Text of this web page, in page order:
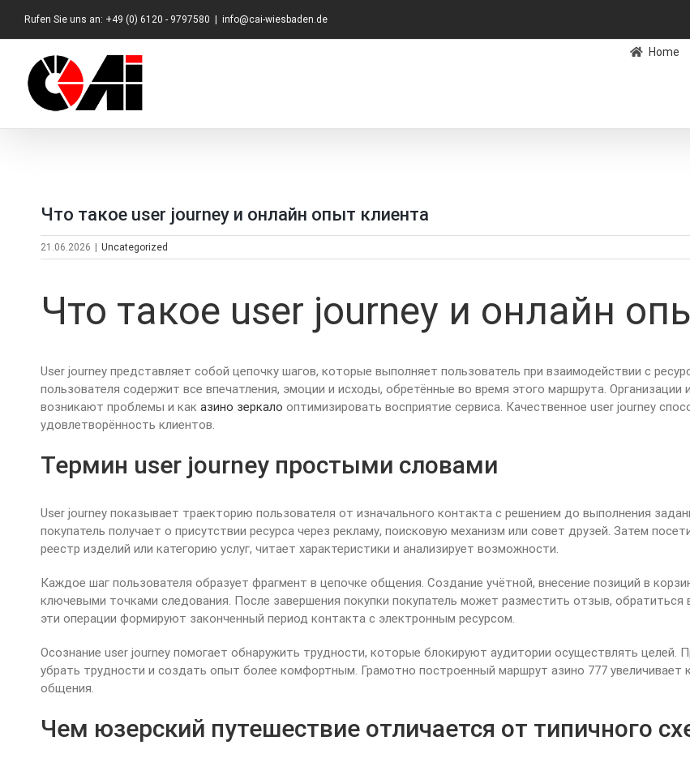
Inhalt
springen
Rufen Sie uns an: +49 (0) 6120 - 9797580 info@cai-wiesbaden.de
Home
Что такое user journey и онлайн опыт клиента
21.06.2026 Uncategorized
Что такое user journey и онлайн
User journey представляет собой цепочку шагов, которые выполняет пользователь при взаимодействии с
пользователя содержит все впечатления, эмоции и исходы, обретённые во время этого маршрута.
возникают проблемы и как азино зеркало оптимизировать восприятие сервиса. Качественное user journey
удовлетворённость клиентов.
Термин user journey простыми словами
User journey показывает траекторию пользователя от изначального контакта с решением до выполнения
покупатель получает о присутствии ресурса через рекламу, поисковую механизм или совет друзей. Затем
реестр изделий или категорию услуг, читает характеристики и анализирует возможности.
Каждое шаг пользователя образует фрагмент в цепочке общения. Создание учётной, внесение позиций в
ключевыми точками следования. После завершения покупки покупатель может разместить отзыв, обратиться
эти операции формируют законченный период контакта с электронным ресурсом.
Осознание user journey помогает обнаружить трудности, которые блокируют аудитории осуществлять целей.
убрать трудности и создать опыт более комфортным. Грамотно построенный маршрут азино 777 увеличивает
общения.
Чем юзерский путешествие отличается от типичного